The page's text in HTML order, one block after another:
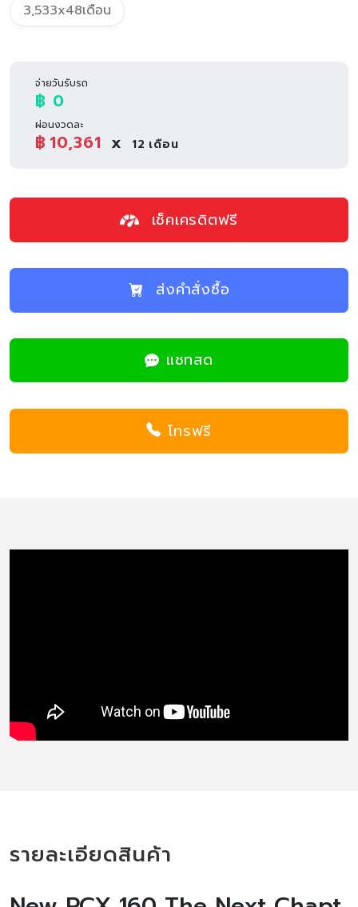
3,533x48เดือน
จ่ายวันรับรถ
฿ 0
ผ่อนงวดละ
฿ 10,361 x 12 เดือน
เช็คเครดิตฟรี
ส่งคำสั่งซื้อ
แชทสด
โทรฟรี
รายละเอียดสินค้า